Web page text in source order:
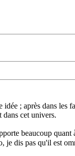
idée ; après dans
dans cet univers.
beaucoup
je dis pas qu'il est